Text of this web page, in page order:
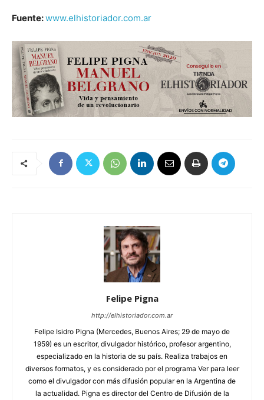
Fuente:www.elhistoriador.com.ar
Felipe Pigna
http://elhistoriador.com.ar
Felipe Isidro Pigna (Mercedes, Buenos Aires; 29 de mayo de
1959) es un escritor, divulgador histórico, profesor argentino,
especializado en la historia de su país. Realiza trabajos en
diversos formatos, y es considerado por el programa Ver para leer
como el divulgador con más difusión popular en la Argentina de
la actualidad. Pigna es director del Centro de Difusión de la